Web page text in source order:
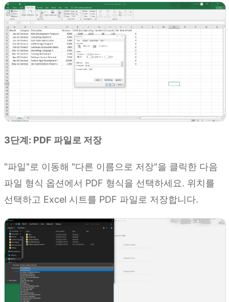
3단계: PDF 파일로 저장
"파일"로 이동해 "다른 이름으로 저장"을 클릭한 다음
파일 형식 옵션에서 PDF 형식을 선택하세요. 위치를
선택하고 Excel 시트를 PDF 파일로 저장합니다.